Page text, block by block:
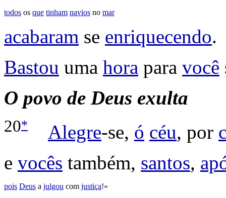
todos os que tinham navios no mar
acabaram se enriquecendo.
Bastou uma hora para você
O povo de Deus exulta
20* Alegre-se, ó céu, por
e vocês também, santos,
pois Deus a julgou com justiça!»